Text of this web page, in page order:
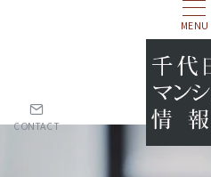
MENU
CONTACT